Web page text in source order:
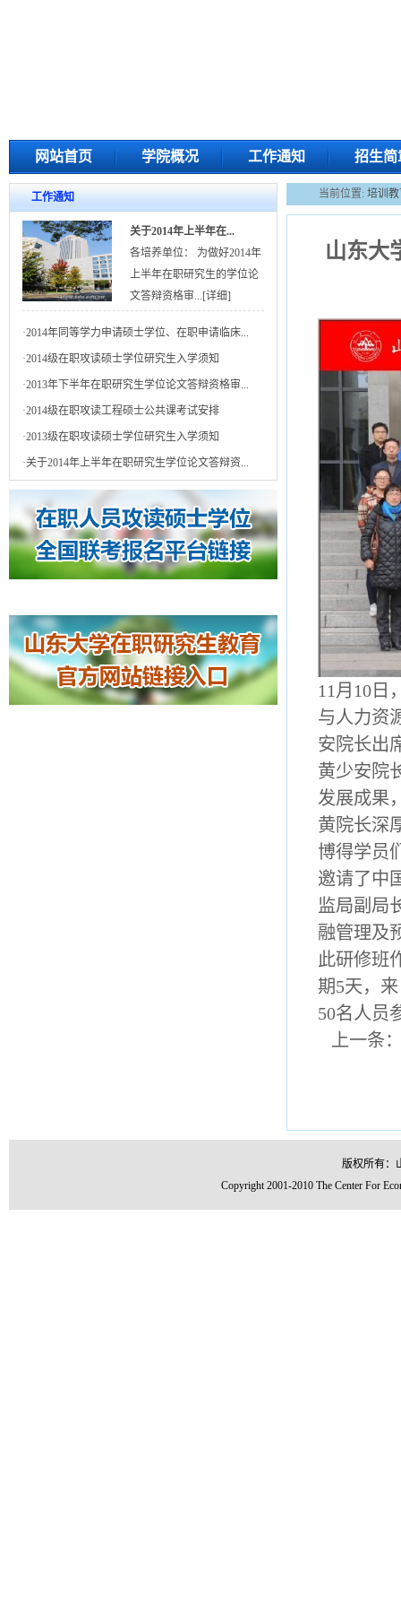
网站首页 学院概况 工作通知 招生简
工作通知
关于2014年上半年在...
各培养单位： 为做好2014年
上半年在职研究生的学位论
文答辩资格审... [详细]
·2014年同等学力申请硕士学位、在职申请临床...
·2014级在职攻读硕士学位研究生入学须知
·2013年下半年在职研究生学位论文答辩资格审...
·2014级在职攻读工程硕士公共课考试安排
·2013级在职攻读硕士学位研究生入学须知
·关于2014年上半年在职研究生学位论文答辩资...
当前位置: 培训
山东大
11月10日
与人力资
安院长出
黄少安院
发展成果
黄院长深
博得学员
邀请了中
监局副局
融管理及
此研修班
期5天，
50名人员
上一条
版权所有：
Copyright 2001-2010 The Center For